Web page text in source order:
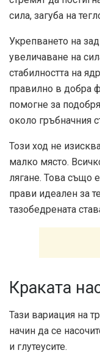
сила, загуба на
Укрепването на
увеличаване на
стабилността на
правилно в добра
помогне за
около гръбначния
Този ход не
малко място.
лягане. Това също
прави идеален за
тазобедрената
Краката
Тази вариация на
начин да се
и глутеусите.